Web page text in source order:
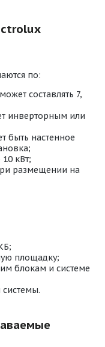
по:
составлять 7,
инверторным или
быть настенное
кВт;
размещении на
площадку;
блокам и системе